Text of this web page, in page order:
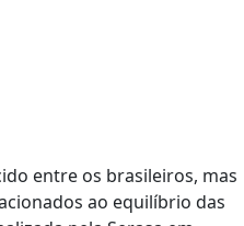
entre os brasileiros, mas
ao equilíbrio das